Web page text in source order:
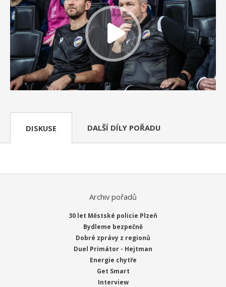
DISKUSE DALŠÍ DÍLY POŘADU
Archiv pořadů
30 let Městské policie Plzeň
Bydleme bezpečně
Dobré zprávy z regionů
Duel Primátor - Hejtman
Energie chytře
Get Smart
Interview